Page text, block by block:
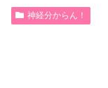
神経分からん！